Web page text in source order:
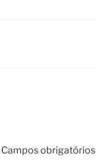
Campos obrigatórios